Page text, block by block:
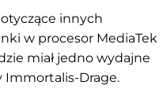
innych
w procesor MediaTek
miał jedno wydajne
Immortalis-Drage.